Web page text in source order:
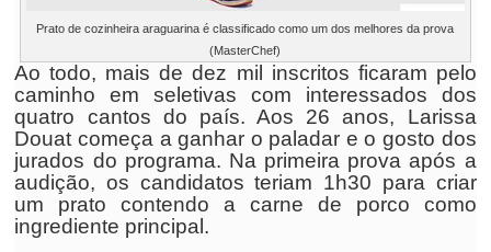
Prato de cozinheira araguarina é classificado como um dos melhores da prova
(MasterChef)
Ao todo, mais de dez mil inscritos ficaram pelo
caminho em seletivas com interessados dos
quatro cantos do país. Aos 26 anos, Larissa
Douat começa a ganhar o paladar e o gosto dos
jurados do programa. Na primeira prova após a
audição, os candidatos teriam 1h30 para criar
um prato contendo a carne de porco como
ingrediente principal.